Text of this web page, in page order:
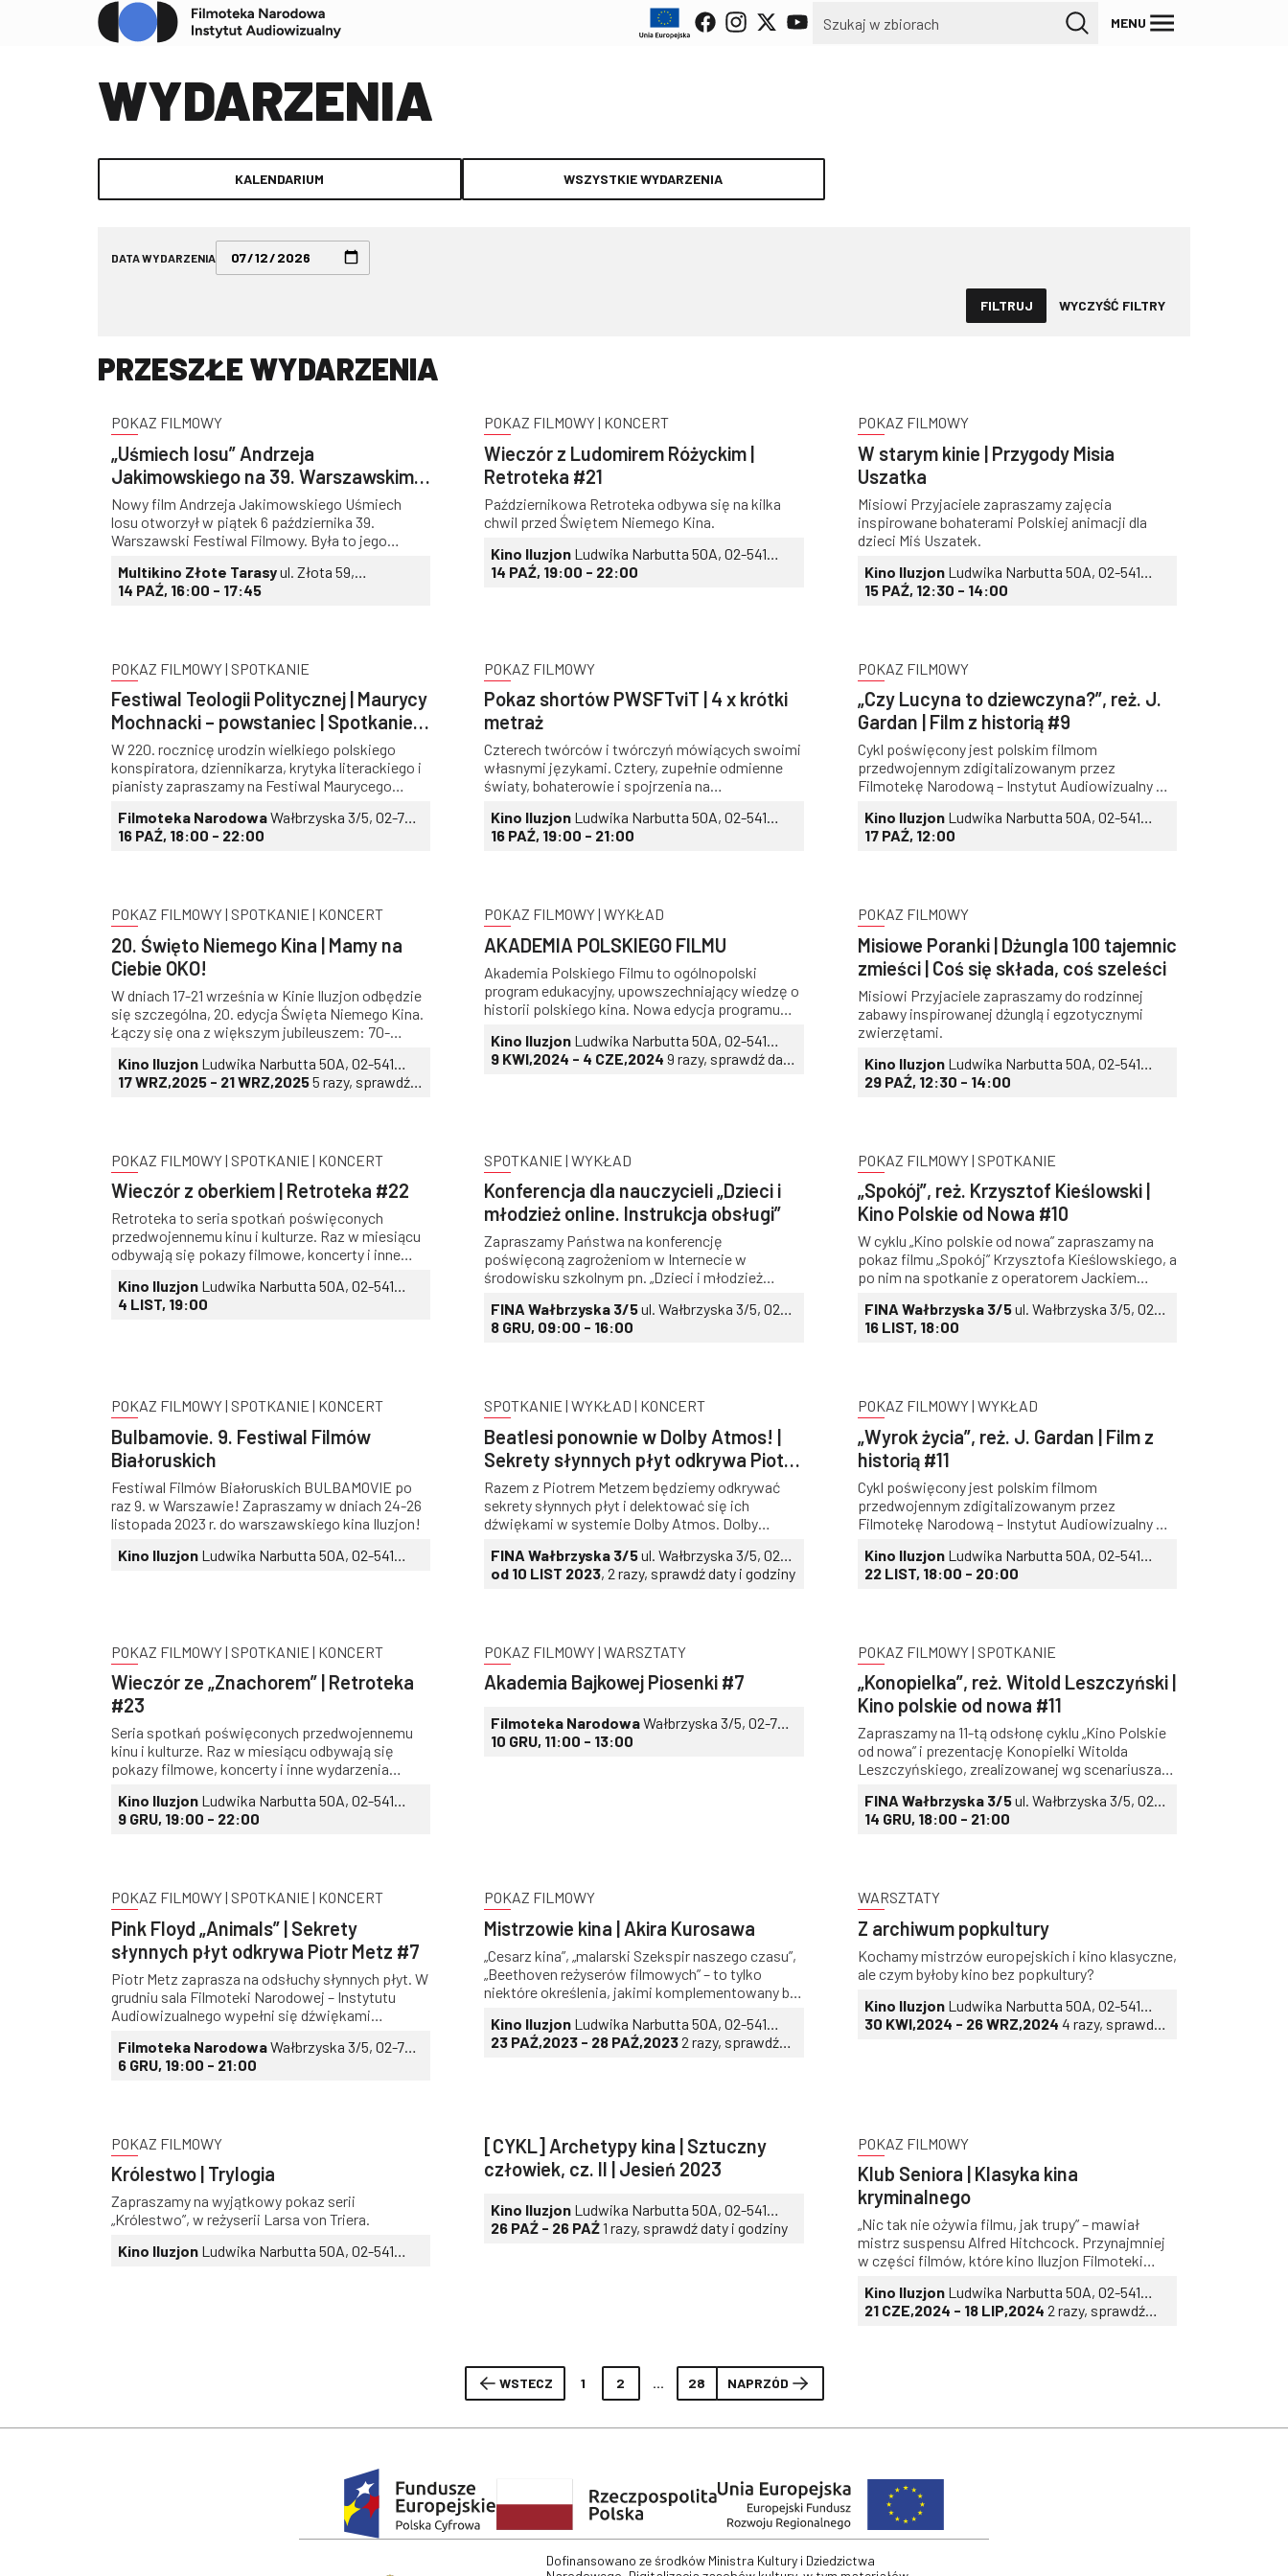
MENU
WYDARZENIA
KALENDARIUM WSZYSTKIE WYDARZENIA
DATA WYDARZENIA
FILTRUJ WYCZYŚĆ FILTRY
PRZESZŁE WYDARZENIA
POKAZ FILMOWY
„Uśmiech losu” Andrzeja
Jakimowskiego na 39. Warszawskim
Festiwalu Filmowym
Nowy film Andrzeja Jakimowskiego Uśmiech
losu otworzył w piątek 6 października 39.
Warszawski Festiwal Filmowy. Była to jego
Konkurs Międzynarodowy. W ramach WFF będzie
go można zobaczyć ponownie w sobotę 14
Multikino Złote Tarasyul. Złota 59,
Warszawa
14 PAŹ, 16:00 - 17:45
POKAZ FILMOWY | KONCERT
Wieczór z Ludomirem Różyckim |
Retroteka #21
Październikowa Retroteka odbywa się na kilka
chwil przed Świętem Niemego Kina.
Kino Iluzjon Ludwika Narbutta 50A, 02-541
Warszawa
14 PAŹ, 19:00 - 22:00
POKAZ FILMOWY
W starym kinie | Przygody Misia
Uszatka
Misiowi Przyjaciele zapraszamy zajęcia
inspirowane bohaterami Polskiej animacji dla
dzieci Miś Uszatek.
Kino IluzjonLudwika Narbutta 50A, 02-541
Warszawa
15 PAŹ, 12:30 - 14:00
POKAZ FILMOWY | SPOTKANIE
Festiwal Teologii Politycznej | Maurycy
Mochnacki – powstaniec | Spotkanie
#3
W 220. rocznicę urodzin wielkiego polskiego
konspiratora, dziennikarza, krytyka literackiego i
pianisty zapraszamy na Festiwal Maurycego
Teologią Polityczną.
Filmoteka NarodowaWałbrzyska 3/5, 02-739
Warszawa
16 PAŹ, 18:00 - 22:00
POKAZ FILMOWY
Pokaz shortów PWSFTviT | 4 x krótki
metraż
Czterech twórców i twórczyń mówiących swoimi
własnymi językami. Cztery, zupełnie odmienne
światy, bohaterowie i spojrzenia na
nagradzanych i pokazywanych na festiwalach
filmów krótkometrażowych. Wstęp wolny!
Kino Iluzjon Ludwika Narbutta 50A, 02-541
Warszawa
16 PAŹ, 19:00 - 21:00
POKAZ FILMOWY
„Czy Lucyna to dziewczyna?”, reż. J.
Gardan | Film z historią #9
Cykl poświęcony jest polskim filmom
przedwojennym zdigitalizowanym przez
Filmotekę Narodową – Instytut Audiowizualny w
Kino IluzjonLudwika Narbutta 50A, 02-541
Warszawa
17 PAŹ, 12:00
POKAZ FILMOWY | SPOTKANIE | KONCERT
20. Święto Niemego Kina | Mamy na
Ciebie OKO!
W dniach 17-21 września w Kinie Iluzjon odbędzie
się szczególna, 20. edycja Święta Niemego Kina.
Łączy się ona z większym jubileuszem: 70-
leciem Narodowego Instytutu Audiowizualnego.
Zapraszamy na pięć wieczorów wypełnionych
Kino Iluzjon Ludwika Narbutta 50A, 02-541
Warszawa
17 WRZ,2025 - 21 WRZ,20255 razy, sprawdź
POKAZ FILMOWY | WYKŁAD
AKADEMIA POLSKIEGO FILMU
Akademia Polskiego Filmu to ogólnopolski
program edukacyjny, upowszechniający wiedzę o
historii polskiego kina. Nowa edycja programu
Kino Iluzjon Ludwika Narbutta 50A, 02-541
Warszawa
9 KWI,2024 - 4 CZE,2024 9 razy, sprawdź daty
POKAZ FILMOWY
Misiowe Poranki | Dżungla 100 tajemnic
zmieści | Coś się składa, coś szeleści
Misiowi Przyjaciele zapraszamy do rodzinnej
zabawy inspirowanej dżunglą i egzotycznymi
zwierzętami.
Kino IluzjonLudwika Narbutta 50A, 02-541
Warszawa
29 PAŹ, 12:30 - 14:00
POKAZ FILMOWY | SPOTKANIE | KONCERT
Wieczór z oberkiem | Retroteka #22
Retroteka to seria spotkań poświęconych
przedwojennemu kinu i kulturze. Raz w miesiącu
odbywają się pokazy filmowe, koncerty i inne
stroną muzyczną cyklu czuwa Jan Młynarski,
który zaprasza do współpracy wybranych
Kino Iluzjon Ludwika Narbutta 50A, 02-541
Warszawa
4 LIST, 19:00
SPOTKANIE | WYKŁAD
Konferencja dla nauczycieli „Dzieci i
młodzież online. Instrukcja obsługi”
Zapraszamy Państwa na konferencję
poświęconą zagrożeniom w Internecie w
środowisku szkolnym pn. „Dzieci i młodzież
się w piątek 8 grudnia 2023 roku w Warszawie, w
siedzibie Filmoteki Narodowej – Instytucie
FINA Wałbrzyska 3/5ul. Wałbrzyska 3/5, 02-
739 Warszawa
8 GRU, 09:00 - 16:00
POKAZ FILMOWY | SPOTKANIE
„Spokój”, reż. Krzysztof Kieślowski |
Kino Polskie od Nowa #10
W cyklu „Kino polskie od nowa” zapraszamy na
pokaz filmu „Spokój” Krzysztofa Kieślowskiego, a
po nim na spotkanie z operatorem Jackiem
Wierzbickim i scenografem Rafałem
Waltenbergerem
FINA Wałbrzyska 3/5ul. Wałbrzyska 3/5, 02-
739 Warszawa
16 LIST, 18:00
POKAZ FILMOWY | SPOTKANIE | KONCERT
Bulbamovie. 9. Festiwal Filmów
Białoruskich
Festiwal Filmów Białoruskich BULBAMOVIE po
raz 9. w Warszawie! Zapraszamy w dniach 24-26
listopada 2023 r. do warszawskiego kina Iluzjon!
Kino Iluzjon Ludwika Narbutta 50A, 02-541
SPOTKANIE | WYKŁAD | KONCERT
Beatlesi ponownie w Dolby Atmos! |
Sekrety słynnych płyt odkrywa Piotr
Metz #5
Razem z Piotrem Metzem będziemy odkrywać
sekrety słynnych płyt i delektować się ich
dźwiękami w systemie Dolby Atmos. Dolby
rozwiązanie dźwięku przestrzennego –
wielokanałowy dźwięk docierający już nie tylko z
głośnikom zawieszonym pod sufitem, widz
znajduje się w „bańce dźwiękowej”, słysząc i
odróżniając dźwięki docierające z każdego
Piotra Metza o płytach będą równie fascynujące
jak samo ich słuchanie!
FINA Wałbrzyska 3/5ul. Wałbrzyska 3/5, 02-
739 Warszawa
od 10 LIST 2023, 2 razy, sprawdź daty i godziny
POKAZ FILMOWY | WYKŁAD
„Wyrok życia”, reż. J. Gardan | Film z
historią #11
Cykl poświęcony jest polskim filmom
przedwojennym zdigitalizowanym przez
Filmotekę Narodową – Instytut Audiowizualny w
Wstęp bezpłatny!
Kino IluzjonLudwika Narbutta 50A, 02-541
Warszawa
22 LIST, 18:00 - 20:00
POKAZ FILMOWY | SPOTKANIE | KONCERT
Wieczór ze „Znachorem” | Retroteka
#23
Seria spotkań poświęconych przedwojennemu
kinu i kulturze. Raz w miesiącu odbywają się
pokazy filmowe, koncerty i inne wydarzenia
muzyczną cyklu czuwa Jan Młynarski, który
zaprasza do współpracy wybranych artystów,
Kino Iluzjon Ludwika Narbutta 50A, 02-541
Warszawa
9 GRU, 19:00 - 22:00
POKAZ FILMOWY | WARSZTATY
Akademia Bajkowej Piosenki #7
Filmoteka NarodowaWałbrzyska 3/5, 02-739
Warszawa
10 GRU, 11:00 - 13:00
POKAZ FILMOWY | SPOTKANIE
„Konopielka”, reż. Witold Leszczyński |
Kino polskie od nowa #11
Zapraszamy na 11-tą odsłonę cyklu „Kino Polskie
od nowa” i prezentację Konopielki Witolda
Leszczyńskiego, zrealizowanej wg scenariusza
samym tytułem. Po filmie spotkanie z twórcami -
Anną Seniuk, Krzysztofem Majchrzakiem i
FINA Wałbrzyska 3/5ul. Wałbrzyska 3/5, 02-
739 Warszawa
14 GRU, 18:00 - 21:00
POKAZ FILMOWY | SPOTKANIE | KONCERT
Pink Floyd „Animals” | Sekrety
słynnych płyt odkrywa Piotr Metz #7
Piotr Metz zaprasza na odsłuchy słynnych płyt. W
grudniu sala Filmoteki Narodowej – Instytutu
Audiowizualnego wypełni się dźwiękami
Filmoteka NarodowaWałbrzyska 3/5, 02-739
Warszawa
6 GRU, 19:00 - 21:00
POKAZ FILMOWY
Mistrzowie kina | Akira Kurosawa
„Cesarz kina”, „malarski Szekspir naszego czasu”,
„Beethoven reżyserów filmowych” – to tylko
niektóre określenia, jakimi komplementowany był
mistrzów dziesiątej Muzy. Fenomen Kurosawy
jest niezwykły – trudno znaleźć drugiego twórcę,
kinematografię, ale też znacznie przyczynił się do
rozwoju języka filmowego.
Kino Iluzjon Ludwika Narbutta 50A, 02-541
Warszawa
23 PAŹ,2023 - 28 PAŹ,20232 razy, sprawdź
WARSZTATY
Z archiwum popkultury
Kochamy mistrzów europejskich i kino klasyczne,
ale czym byłoby kino bez popkultury?
Kino IluzjonLudwika Narbutta 50A, 02-541
Warszawa
30 KWI,2024 - 26 WRZ,2024 4 razy, sprawdź
POKAZ FILMOWY
Królestwo | Trylogia
Zapraszamy na wyjątkowy pokaz serii
„Królestwo”, w reżyserii Larsa von Triera.
Kino Iluzjon Ludwika Narbutta 50A, 02-541
[CYKL] Archetypy kina | Sztuczny
człowiek, cz. II | Jesień 2023
Kino Iluzjon Ludwika Narbutta 50A, 02-541
Warszawa
26 PAŹ - 26 PAŹ1 razy, sprawdź daty i godziny
POKAZ FILMOWY
Klub Seniora | Klasyka kina
kryminalnego
„Nic tak nie ożywia filmu, jak trupy” – mawiał
mistrz suspensu Alfred Hitchcock. Przynajmniej
w części filmów, które kino Iluzjon Filmoteki
zaprezentuje w kolejnej odsłonie Klubu Seniora,
pod hasłem Aż dreszcz przechodzi…Klasyka kina
Repertuar przeglądu przygotował filmoznawca
projekcjach. Życzymy mocnych wrażeń!
Kino IluzjonLudwika Narbutta 50A, 02-541
Warszawa
21 CZE,2024 - 18 LIP,2024 2 razy, sprawdź
WSTECZ 1 2 ... 28 NAPRZÓD
Dofinansowano ze środków Ministra Kultury i Dziedzictwa